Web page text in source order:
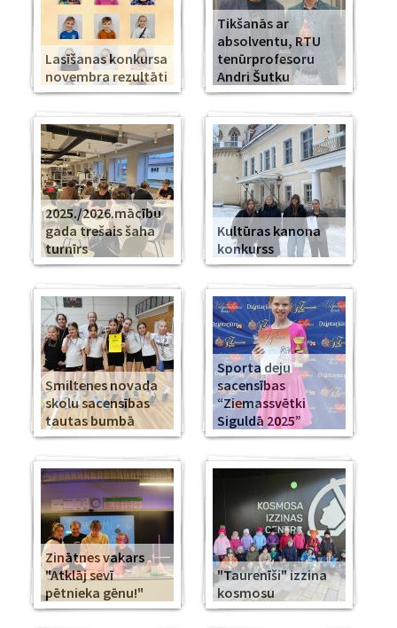
Lasīšanas konkursa
novembra rezultāti
Tikšanās ar
absolventu, RTU
tenūrprofesoru
Andri Šutku
2025./2026.mācību
gada trešais šaha
turnīrs
Kultūras kanona
konkurss
Smiltenes novada
skolu sacensības
tautas bumbā
Sporta deju
sacensības
“Ziemassvētki
Siguldā 2025”
Zinātnes vakars
"Atklāj sevī
pētnieka gēnu!"
"Taurenīši" izzina
kosmosu